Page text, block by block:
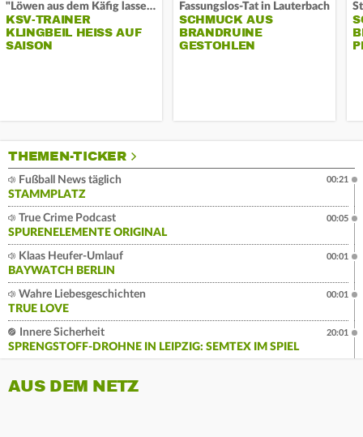
"Löwen aus dem Käfig lassen"
KSV-TRAINER
KLINGBEIL HEISS AUF S
AISON
Fassungslos-Tat in Lauterbach
SCHMUCK AUS
BRANDRUINE
GESTOHLEN
THEMEN-TICKER
Fußball News täglich
STAMMPLATZ
00:21
True Crime Podcast
SPURENELEMENTE ORIGINAL
00:05
Klaas Heufer-Umlauf
BAYWATCH BERLIN
00:01
Wahre Liebesgeschichten
TRUE LOVE
00:01
Innere Sicherheit
SPRENGSTOFF-DROHNE IN LEIPZIG: SEMTEX IM SPIEL
20:01
AUS DEM NETZ